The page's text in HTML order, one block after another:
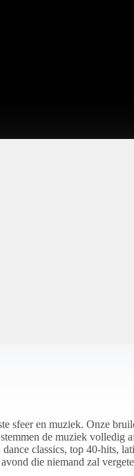
sfeer en muziek. Onze
de muziek volledig
classics, top 40-hits,
die niemand zal